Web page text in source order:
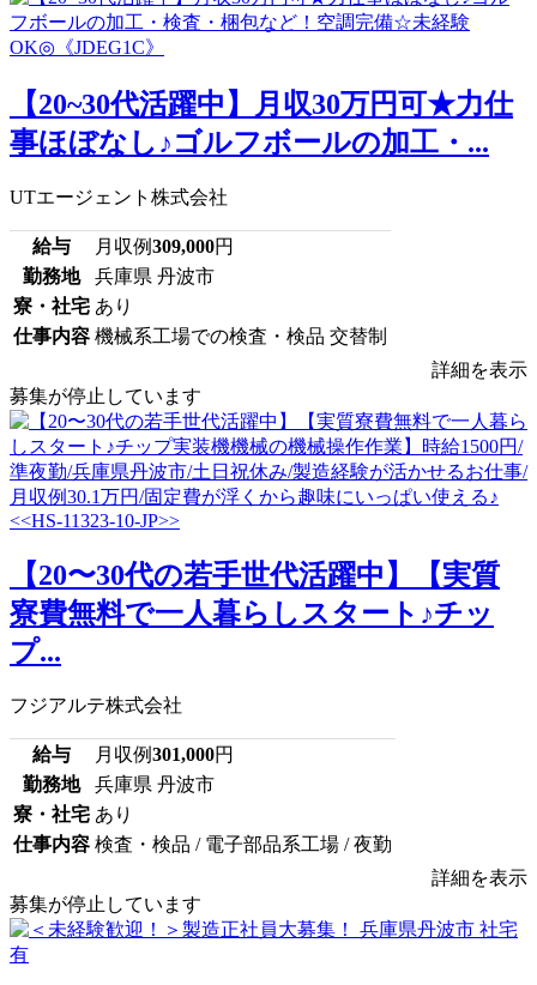
【20~30代活躍中】月収30万円可★力仕
事ほぼなし♪ゴルフボールの加工・...
UTエージェント株式会社
給与 月収例309,000円
勤務地
兵庫県 丹波市
寮・社宅 あり
仕事内容 機械系工場での検査・検品 交替制
詳細を表示
募集が停止しています
【20〜30代の若手世代活躍中】【実質
寮費無料で一人暮らしスタート♪チッ
プ...
フジアルテ株式会社
給与 月収例301,000円
勤務地
兵庫県 丹波市
寮・社宅 あり
仕事内容 検査・検品 / 電子部品系工場 / 夜勤
詳細を表示
募集が停止しています